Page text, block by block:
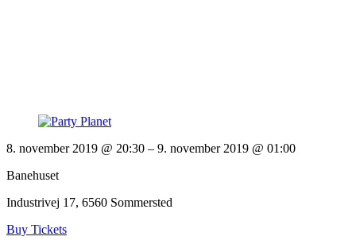
8. november 2019 @ 20:30 – 9. november 2019 @ 01:00
Banehuset
Industrivej 17, 6560 Sommersted
Buy Tickets